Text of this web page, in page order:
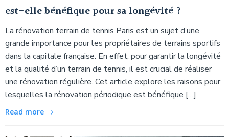
est-elle bénéfique pour sa longévité ?
La rénovation terrain de tennis Paris est un sujet d’une
grande importance pour les propriétaires de terrains sportifs
dans la capitale française. En effet, pour garantir la longévité
et la qualité d’un terrain de tennis, il est crucial de réaliser
une rénovation régulière. Cet article explore les raisons pour
lesquelles la rénovation périodique est bénéfique […]
Read more